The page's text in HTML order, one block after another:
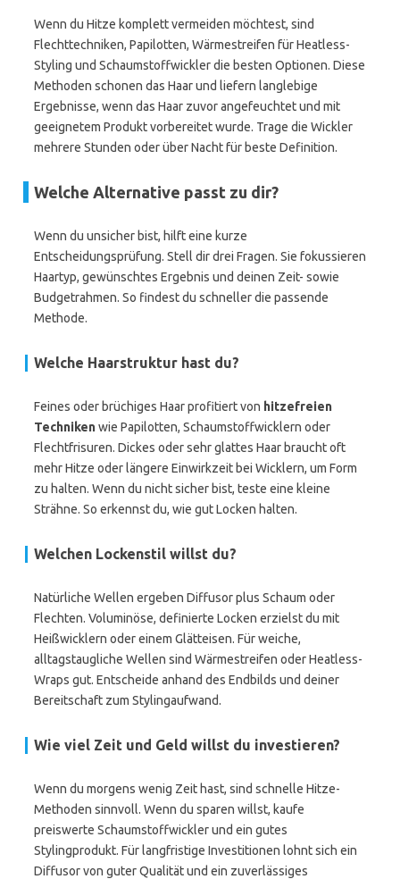
Wenn du Hitze komplett vermeiden möchtest, sind
Flechttechniken, Papilotten, Wärmestreifen für Heatless-
Styling und Schaumstoffwickler die besten Optionen. Diese
Methoden schonen das Haar und liefern langlebige
Ergebnisse, wenn das Haar zuvor angefeuchtet und mit
geeignetem Produkt vorbereitet wurde. Trage die Wickler
mehrere Stunden oder über Nacht für beste Definition.
Welche Alternative passt zu dir?
Wenn du unsicher bist, hilft eine kurze
Entscheidungsprüfung. Stell dir drei Fragen. Sie fokussieren
Haartyp, gewünschtes Ergebnis und deinen Zeit- sowie
Budgetrahmen. So findest du schneller die passende
Methode.
Welche Haarstruktur hast du?
Feines oder brüchiges Haar profitiert von hitzefreien
Technikenwie Papilotten, Schaumstoffwicklern oder
Flechtfrisuren. Dickes oder sehr glattes Haar braucht oft
mehr Hitze oder längere Einwirkzeit bei Wicklern, um Form
zu halten. Wenn du nicht sicher bist, teste eine kleine
Strähne. So erkennst du, wie gut Locken halten.
Welchen Lockenstil willst du?
Natürliche Wellen ergeben Diffusor plus Schaum oder
Flechten. Voluminöse, definierte Locken erzielst du mit
Heißwicklern oder einem Glätteisen. Für weiche,
alltagstaugliche Wellen sind Wärmestreifen oder Heatless-
Wraps gut. Entscheide anhand des Endbilds und deiner
Bereitschaft zum Stylingaufwand.
Wie viel Zeit und Geld willst du investieren?
Wenn du morgens wenig Zeit hast, sind schnelle Hitze-
Methoden sinnvoll. Wenn du sparen willst, kaufe
preiswerte Schaumstoffwickler und ein gutes
Stylingprodukt. Für langfristige Investitionen lohnt sich ein
Diffusor von guter Qualität und ein zuverlässiges